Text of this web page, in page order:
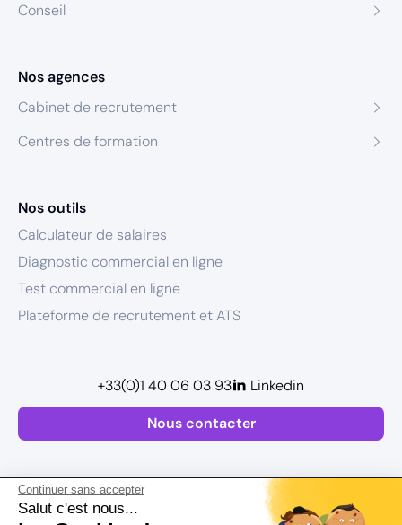
Continuer sans accepter
Salut c'est nous...
Conseil
Nos agences
Cabinet de recrutement
Centres de formation
Nos outils
Calculateur de salaires
Diagnostic commercial en ligne
Test commercial en ligne
Plateforme de recrutement et ATS
Nous contacter
+33(0)1 40 06 03 93 Linkedin